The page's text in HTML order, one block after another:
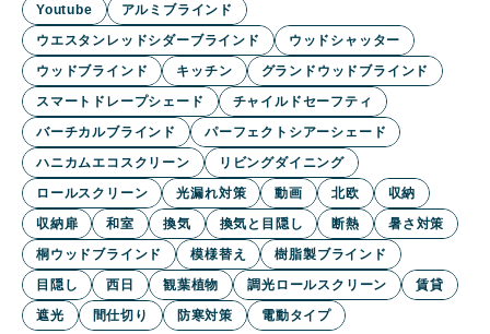
Youtube
アルミブラインド
ウエスタンレッドシダーブラインド
ウッドシャッター
ウッドブラインド
キッチン
グランドウッドブラインド
スマートドレープシェード
チャイルドセーフティ
バーチカルブラインド
パーフェクトシアーシェード
ハニカムエコスクリーン
リビングダイニング
ロールスクリーン
光漏れ対策 動画 北欧
収納
収納扉
和室 換気 換気と目隠し 断熱
暑さ対策
桐ウッドブラインド
模様替え
樹脂製ブラインド
目隠し
西日 観葉植物 調光ロールスクリーン
賃貸
遮光
間仕切り 防寒対策 電動タイプ